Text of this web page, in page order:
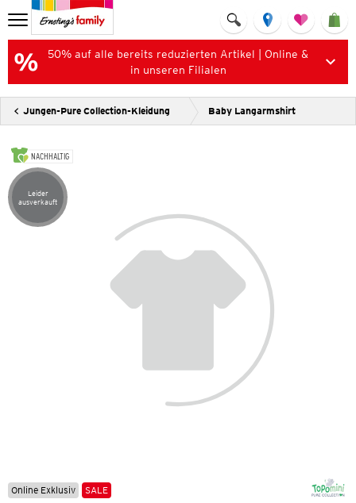
50% auf alle bereits reduzierten Artikel | Online &
in unseren Filialen
Jungen-Pure Collection-Kleidung Baby Langarmshirt
NACHHALTIG
Artikel leider ausverkauft
Leider
ausverkauft
Online Exklusiv SALE